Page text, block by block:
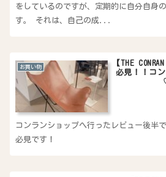
をしているのですが、定期的に自分自身
す。 それは、自己の成...
お買い物
【THE
必見！！コ
コンランショップへ行ったレビュー後半
必見です！